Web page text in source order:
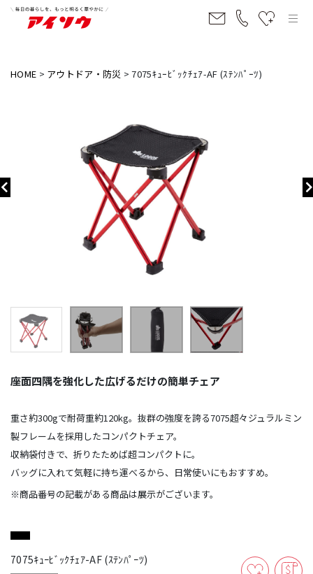
HOME アウトドア・防災 7075ｷｭｰﾋﾞｯｸﾁｪｱ-AF (ｽﾃﾝﾊﾟｰﾂ)
座面四隅を強化した広げるだけの簡単チェア
重さ約300gで耐荷重約120kg。抜群の強度を誇る7075超々ジュラルミン
製フレームを採用したコンパクトチェア。
収納袋付きで、折りたためば超コンパクトに。
バッグに入れて気軽に持ち運べるから、日常使いにもおすすめ。
※商品番号の記載がある商品は展示がございます。
7075ｷｭｰﾋﾞｯｸﾁｪｱ-AF (ｽﾃﾝﾊﾟｰﾂ)